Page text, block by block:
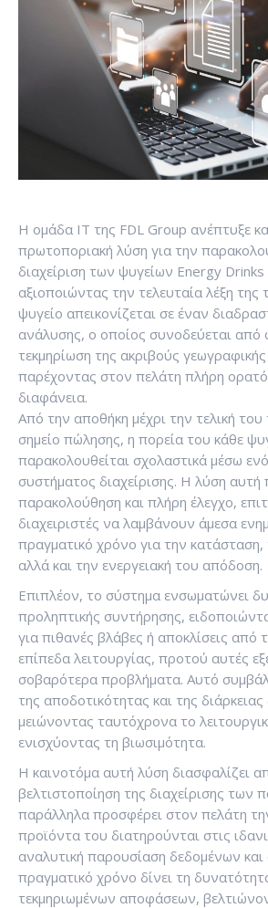
Η ομάδα IT της FDL Group ανέπτυξε
πρωτοποριακή λύση για την
διαχείριση των ψυγείων Energy
αξιοποιώντας την τελευταία λέξη της
ψυγείο απεικονίζεται σε έναν
ανάλυσης, ο οποίος συνοδεύεται από
τεκμηρίωση της ακριβούς
παρέχοντας στον πελάτη πλήρη
διαφάνεια.
Από την αποθήκη μέχρι την τελική
σημείο πώλησης, η πορεία του κάθε
παρακολουθείται σχολαστικά μέσω
συστήματος διαχείρισης. Η λύση αυτή
παρακολούθηση και πλήρη έλεγχο,
διαχειριστές να λαμβάνουν άμεσα
πραγματικό χρόνο για την κατάσταση,
αλλά και την ενεργειακή του απόδοση.
Επιπλέον, το σύστημα ενσωματώνει
προληπτικής συντήρησης,
για πιθανές βλάβες ή αποκλίσεις από
επίπεδα λειτουργίας, προτού αυτές
σοβαρότερα προβλήματα. Αυτό
της αποδοτικότητας και της
μειώνοντας ταυτόχρονα το
ενισχύοντας τη βιωσιμότητα.
Η καινοτόμα αυτή λύση διασφαλίζει
βελτιστοποίηση της διαχείρισης των
παράλληλα προσφέρει στον πελάτη
προϊόντα του διατηρούνται στις
αναλυτική παρουσίαση δεδομένων και
πραγματικό χρόνο δίνει τη
τεκμηριωμένων αποφάσεων,